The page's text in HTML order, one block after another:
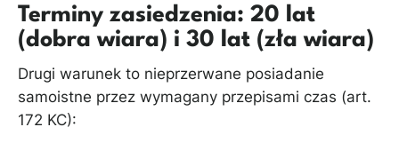
Terminy zasiedzenia: 20 lat
(dobra wiara) i 30 lat (zła wiara)
Drugi warunek to nieprzerwane posiadanie
samoistne przez wymagany przepisami czas (art.
172 KC):